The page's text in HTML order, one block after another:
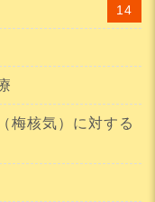
14
梅核気）に対する